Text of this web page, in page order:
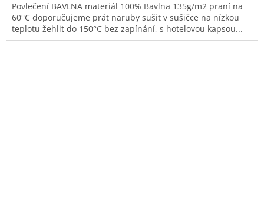
Povlečení BAVLNA materiál 100% Bavlna 135g/m2 praní na
60°C doporučujeme prát naruby sušit v sušičce na nízkou
teplotu žehlit do 150°C bez zapínání, s hotelovou kapsou...